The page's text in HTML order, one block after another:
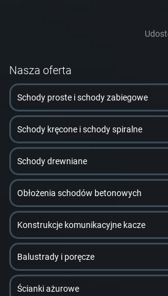
Nasza oferta
Schody proste i schody zabiegowe
Schody kręcone i schody spiralne
Schody drewniane
Obłożenia schodów betonowych
Konstrukcje komunikacyjne kacze
Balustrady i poręcze
Ścianki ażurowe